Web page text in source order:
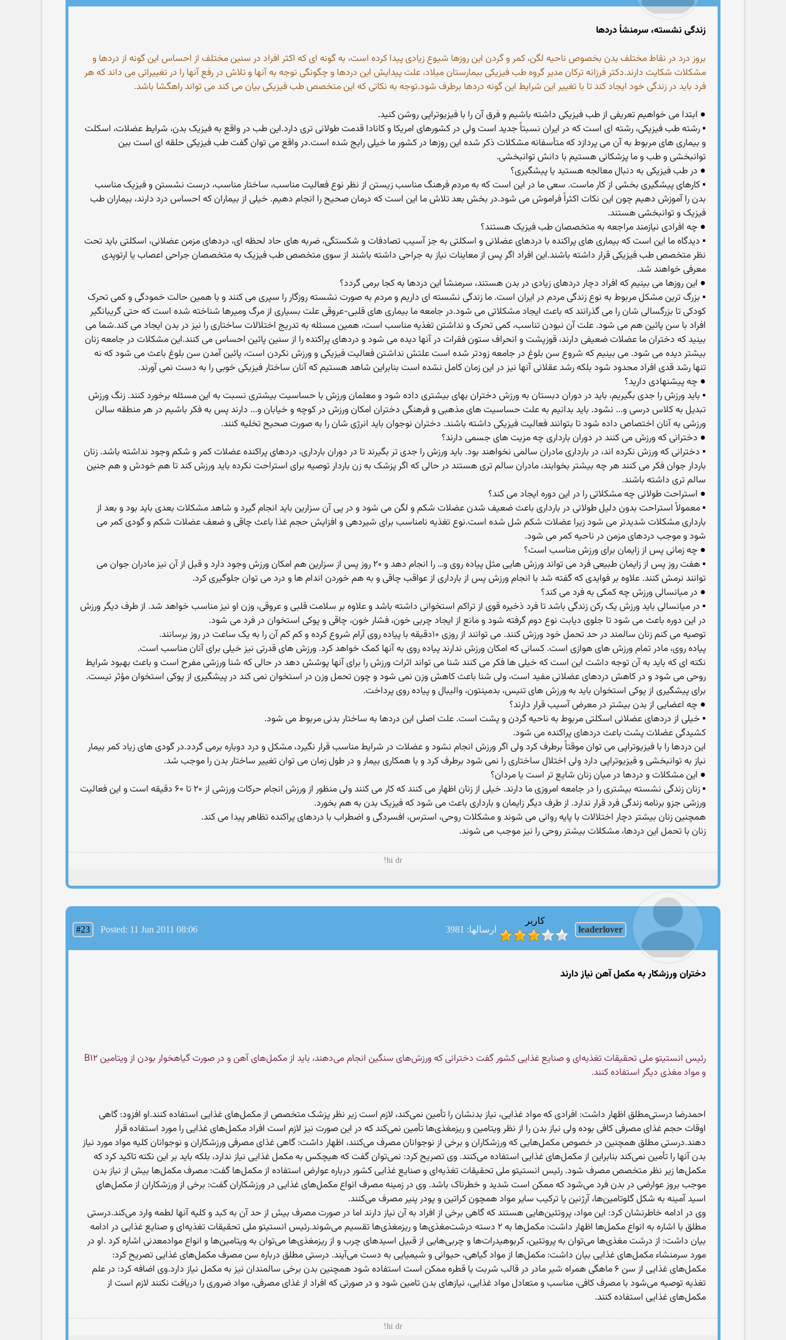
زندگی نشسته، سرمنشأ دردها
بروز درد در نقاط مختلف بدن بخصوص ناحیه لگن، کمر و گردن این روزها شیوع زیادی پیدا کرده است، به گونه ای که اکثر افراد در سنین مختلف از احساس این گونه از دردها و
مشکلات شکایت دارند.دکتر فرزانه ترکان مدیر گروه طب فیزیکی بیمارستان میلاد، علت پیدایش این دردها و چگونگی توجه به آنها و تلاش در رفع آنها را در تغییراتی می داند که هر
فرد باید در زندگی خود ایجاد کند تا با تغییر این شرایط این گونه دردها برطرف شود.توجه به نکاتی که این متخصص طب فیزیکی بیان می کند می تواند راهگشا باشد.
● ابتدا می خواهیم تعریفی از طب فیزیکی داشته باشیم و فرق آن را با فیزیوتراپی روشن کنید.
▪ رشته طب فیزیکی، رشته ای است که در ایران نسبتاً جدید است ولی در کشورهای امریکا و کانادا قدمت طولانی تری دارد.این طب در واقع به فیزیک بدن، شرایط عضلات، اسکلت
و بیماری های مربوط به آن می پردازد که متأسفانه مشکلات ذکر شده این روزها در کشور ما خیلی رایج شده است.در واقع می توان گفت طب فیزیکی حلقه ای است بین
توانبخشی و طب و ما پزشکانی هستیم با دانش توانبخشی.
● در طب فیزیکی به دنبال معالجه هستید یا پیشگیری؟
▪ کارهای پیشگیری بخشی از کار ماست. سعی ما در این است که به مردم فرهنگ مناسب زیستن از نظر نوع فعالیت مناسب، ساختار مناسب، درست نشستن و فیزیک مناسب
بدن را آموزش دهیم چون این نکات اکثراً فراموش می شود.در بخش بعد تلاش ما این است که درمان صحیح را انجام دهیم. خیلی از بیماران که احساس درد دارند، بیماران طب
فیزیک و توانبخشی هستند.
● چه افرادی نیازمند مراجعه به متخصصان طب فیزیک هستند؟
▪ دیدگاه ما این است که بیماری های پراکنده با دردهای عضلانی و اسکلتی به جز آسیب تصادفات و شکستگی، ضربه های حاد لحظه ای، دردهای مزمن عضلانی، اسکلتی باید تحت
نظر متخصص طب فیزیکی قرار داشته باشند.این افراد اگر پس از معاینات نیاز به جراحی داشته باشند از سوی متخصص طب فیزیک به متخصصان جراحی اعصاب یا ارتوپدی
معرفی خواهند شد.
● این روزها می بینیم که افراد دچار دردهای زیادی در بدن هستند، سرمنشأ این دردها به کجا برمی گردد؟
▪ بزرگ ترین مشکل مربوط به نوع زندگی مردم در ایران است. ما زندگی نشسته ای داریم و مردم به صورت نشسته روزگار را سپری می کنند و با همین حالت خمودگی و کمی تحرک
کودکی تا بزرگسالی شان را می گذرانند که باعث ایجاد مشکلاتی می شود.در جامعه ما بیماری های قلبی-عروقی علت بسیاری از مرگ ومیرها شناخته شده است که حتی گریبانگیر
افراد با سن پائین هم می شود. علت آن نبودن تناسب، کمی تحرک و نداشتن تغذیه مناسب است، همین مسئله به تدریج اختلالات ساختاری را نیز در بدن ایجاد می کند.شما می
بینید که دختران ما عضلات ضعیفی دارند، قوزپشت و انحراف ستون فقرات در آنها دیده می شود و دردهای پراکنده را از سنین پائین احساس می کنند.این مشکلات در جامعه زنان
بیشتر دیده می شود. می بینیم که شروع سن بلوغ در جامعه زودتر شده است علتش نداشتن فعالیت فیزیکی و ورزش نکردن است، پائین آمدن سن بلوغ باعث می شود که نه
تنها رشد قدی افراد محدود شود بلکه رشد عقلانی آنها نیز در این زمان کامل نشده است بنابراین شاهد هستیم که آنان ساختار فیزیکی خوبی را به دست نمی آورند.
● چه پیشنهادی دارید؟
▪ باید ورزش را جدی بگیریم، باید در دوران دبستان به ورزش دختران بهای بیشتری داده شود و معلمان ورزش با حساسیت بیشتری نسبت به این مسئله برخورد کنند. زنگ ورزش
تبدیل به کلاس درسی و.‎.. نشود. باید بدانیم به علت حساسیت های مذهبی و فرهنگی دختران امکان ورزش در کوچه و خیابان و.‎.. دارند پس به فکر باشیم در هر منطقه سالن
ورزشی به آنان اختصاص داده شود تا بتوانند فعالیت فیزیکی داشته باشند. دختران نوجوان باید انرژی شان را به صورت صحیح تخلیه کنند.
● دخترانی که ورزش می کنند در دوران بارداری چه مزیت های جسمی دارند؟
▪ دخترانی که ورزش نکرده اند، در بارداری مادران سالمی نخواهند بود. باید ورزش را جدی تر بگیرند تا در دوران بارداری، دردهای پراکنده عضلات کمر و شکم وجود نداشته باشد. زنان
باردار جوان فکر می کنند هر چه بیشتر بخوابند، مادران سالم تری هستند در حالی که اگر پزشک به زن باردار توصیه برای استراحت نکرده باید ورزش کند تا هم خودش و هم جنین
سالم تری داشته باشند.
● استراحت طولانی چه مشکلاتی را در این دوره ایجاد می کند؟
▪ معمولاً استراحت بدون دلیل طولانی در بارداری باعث ضعیف شدن عضلات شکم و لگن می شود و در پی آن سزارین باید انجام گیرد و شاهد مشکلات بعدی باید بود و بعد از
بارداری مشکلات شدیدتر می شود زیرا عضلات شکم شل شده است.نوع تغذیه نامناسب برای شیردهی و افزایش حجم غذا باعث چاقی و ضعف عضلات شکم و گودی کمر می
شود و موجب دردهای مزمن در ناحیه کمر می شود.
● چه زمانی پس از زایمان برای ورزش مناسب است؟
▪ هفت روز پس از زایمان طبیعی فرد می تواند ورزش هایی مثل پیاده روی و… را انجام دهد و ۲۰ روز پس از سزارین هم امکان ورزش وجود دارد و قبل از آن نیز مادران جوان می
توانند نرمش کنند. علاوه بر فوایدی که گفته شد با انجام ورزش پس از بارداری از عواقب چاقی و به هم خوردن اندام ها و درد می توان جلوگیری کرد.
● در میانسالی ورزش چه کمکی به فرد می کند؟
▪ در میانسالی باید ورزش یک رکن زندگی باشد تا فرد ذخیره قوی از تراکم استخوانی داشته باشد و علاوه بر سلامت قلبی و عروقی، وزن او نیز مناسب خواهد شد. از طرف دیگر ورزش
در این دوره باعث می شود تا جلوی دیابت نوع دوم گرفته شود و مانع از ایجاد چربی خون، فشار خون، چاقی و پوکی استخوان در فرد می شود.
توصیه می کنم زنان سالمند در حد تحمل خود ورزش کنند. می توانند از روزی ۱۰دقیقه با پیاده روی آرام شروع کرده و کم کم آن را به یک ساعت در روز برسانند.
پیاده روی، مادر تمام ورزش های هوازی است. کسانی که امکان ورزش ندارند پیاده روی به آنها کمک خواهد کرد. ورزش های قدرتی نیز خیلی برای آنان مناسب است.
نکته ای که باید به آن توجه داشت این است که خیلی ها فکر می کنند شنا می تواند اثرات ورزش را برای آنها پوشش دهد در حالی که شنا ورزشی مفرح است و باعث بهبود شرایط
روحی می شود و در کاهش دردهای عضلانی مفید است، ولی شنا باعث کاهش وزن نمی شود و چون تحمل وزن در استخوان نمی کند در پیشگیری از پوکی استخوان مؤثر نیست.
برای پیشگیری از پوکی استخوان باید به ورزش های تنیس، بدمینتون، والیبال و پیاده روی پرداخت.
● چه اعضایی از بدن بیشتر در معرض آسیب قرار دارند؟
▪ خیلی از دردهای عضلانی اسکلتی مربوط به ناحیه گردن و پشت است. علت اصلی این دردها به ساختار بدنی مربوط می شود.
کشیدگی عضلات پشت باعث دردهای پراکنده می شود.
این دردها را با فیزیوتراپی می توان موقتاً برطرف کرد ولی اگر ورزش انجام نشود و عضلات در شرایط مناسب قرار نگیرد، مشکل و درد دوباره برمی گردد.در گودی های زیاد کمر بیمار
نیاز به توانبخشی و فیزیوتراپی دارد ولی اختلال ساختاری را نمی شود برطرف کرد و با همکاری بیمار و در طول زمان می توان تغییر ساختار بدن را موجب شد.
● این مشکلات و دردها در میان زنان شایع تر است یا مردان؟
▪ زنان زندگی نشسته بیشتری را در جامعه امروزی ما دارند. خیلی از زنان اظهار می کنند که کار می کنند ولی منظور از ورزش انجام حرکات ورزشی از ۲۰ تا ۶۰ دقیقه است و این فعالیت
ورزشی جزو برنامه زندگی فرد قرار ندارد. از طرف دیگر زایمان و بارداری باعث می شود که فیزیک بدن به هم بخورد.
همچنین زنان بیشتر دچار اختلالات با پایه روانی می شوند و مشکلات روحی، استرس، افسردگی و اضطراب با دردهای پراکنده تظاهر پیدا می کند.
زنان با تحمل این دردها، مشکلات بیشتر روحی را نیز موجب می شوند.
hi dr!
leaderlover
کاربر
ارسالها: 3981
#23 Posted: 11 Jun 2011 08:06
دختران ورزشکار به مکمل‌ آهن نیاز دارند
رئیس انستیتو ملی تحقیقات تغذیه‌ای و صنایع غذایی کشور گفت دخترانی که ورزش‌های سنگین انجام می‌دهند، باید از مکمل‌های آهن و در صورت گیاهخوار بودن از ویتامین B۱۲
و مواد مغذی دیگر استفاده کنند.
احمدرضا درستی‌مطلق اظهار داشت: افرادی که مواد غذایی، نیاز بدنشان را تأمین نمی‌کند، لازم است زیر نظر پزشک متخصص از مکمل‌‌های غذایی استفاده ‌کنند.او افزود: گاهی
اوقات حجم غذای مصرفی کافی بوده ولی نیاز بدن را از نظر ویتامین و ریزمغذی‌ها تأمین نمی‌‌کند که در این صورت نیز لازم است افراد مکمل‌های غذایی را مورد استفاده قرار
دهند.درستی مطلق همچنین در خصوص مکمل‌هایی که ورزشکاران و برخی از نوجوانان مصرف می‌کنند، اظهار داشت: گاهی غذای مصرفی ورزشکاران و نوجوانان کلیه مواد مورد نیاز
بدن آنها را تأمین نمی‌کند بنابراین از مکمل‌های غذایی استفاده می‌کنند. وی تصریح کرد: نمی‌توان گفت که هیچکس به مکمل غذایی نیاز ندارد، بلکه باید بر این نکته تاکید کرد که
مکمل‌ها زیر نظر متخصص مصرف شود. رئیس انستیتو ملی تحقیقات تغذیه‌ای و صنایع غذایی کشور درباره عوارض استفاده از مکمل‌ها گفت: مصرف مکمل‌ها بیش از نیاز بدن
موجب بروز عوارضی در بدن فرد می‌شود که ممکن است شدید و خطرناک باشد. وی در زمینه مصرف انواع مکمل‌های غذایی در ورزشکاران گفت: برخی از ورزشکاران از مکمل‌های
اسید آمینه به شکل گلوتامین‌ها، آرژنین‌ یا ترکیب سایر مواد همچون کراتین و پودر پنیر مصرف می‌کنند.
وی در ادامه خاطرنشان کرد: این مواد، پروتئین‌هایی هستند که گاهی برخی از افراد به آن نیاز دارند اما در صورت مصرف بیش از حد آن به کبد و کلیه آنها لطمه وارد می‌کند.درستی
مطلق با اشاره به انواع مکمل‌‌ها اظهار داشت: مکمل‌ها به ۲ دسته درشت‌مغذی‌ها و ریزمغذی‌ها تقسیم می‌شوند.رئیس انستیتو ملی تحقیقات تغذیه‌ای و صنایع غذایی در ادامه
بیان داشت: از درشت مغذی‌ها می‌توان به پروتئین، کربوهیدرات‌ها و چربی‌هایی از قبیل اسیدهای چرب و از ریزمغذی‌ها می‌توان به ویتامین‌ها و انواع موادمعدنی اشاره کرد .او در
مورد سرمنشاء مکمل‌های غذایی بیان داشت: مکمل‌ها از مواد گیاهی، حیوانی و شیمیایی به دست می‌آیند. درستی مطلق درباره سن مصرف مکمل‌های غذایی تصریح کرد:
مکمل‌های غذایی از سن ۶ ماهگی همراه شیر مادر در قالب شربت یا قطره ممکن است استفاده شود همچنین بدن برخی سالمندان نیز به مکمل نیاز دارد.وی اضافه کرد: در علم
تغذیه توصیه می‌شود با مصرف کافی، مناسب و متعادل مواد غذایی، نیازهای بدن تامین شود و در صورتی که افراد از غذای مصرفی، مواد ضروری را دریافت نکنند لازم است از
مکمل‌های غذایی استفاده کنند.
hi dr!